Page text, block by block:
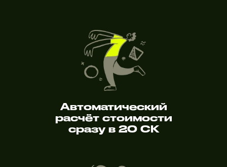
Автоматический
расчёт стоимости
сразу в 20 СК